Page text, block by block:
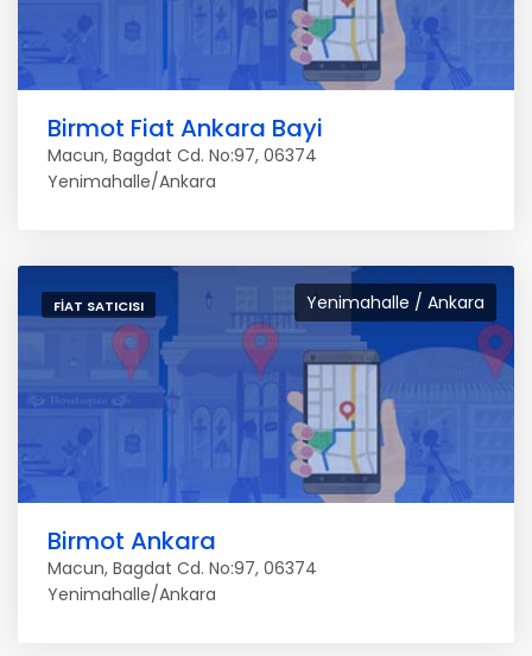
Birmot Fiat Ankara Bayi
Macun, Bagdat Cd. No:97, 06374
Yenimahalle/Ankara
Yenimahalle / Ankara
FIAT SATICISI
Birmot Ankara
Macun, Bagdat Cd. No:97, 06374
Yenimahalle/Ankara